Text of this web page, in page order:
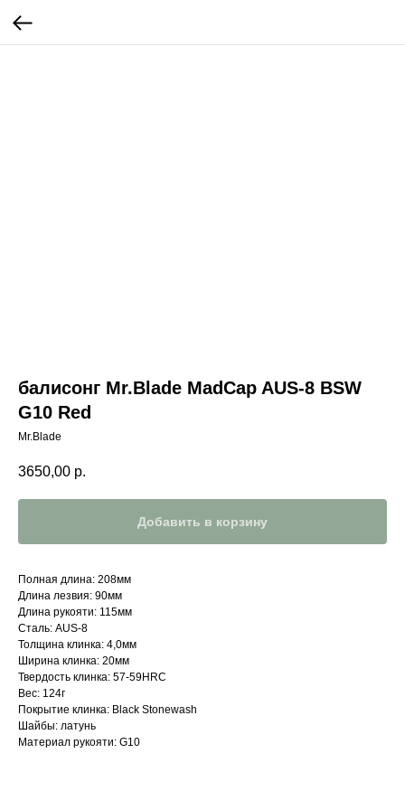
балисонг Mr.Blade MadCap AUS-8 BSW
G10 Red
Mr.Blade
3650,00 р.
Добавить в корзину
Полная длина: 208мм
Длина лезвия: 90мм
Длина рукояти: 115мм
Сталь: AUS-8
Толщина клинка: 4,0мм
Ширина клинка: 20мм
Твердость клинка: 57-59HRC
Вес: 124г
Покрытие клинка: Black Stonewash
Шайбы: латунь
Материал рукояти: G10